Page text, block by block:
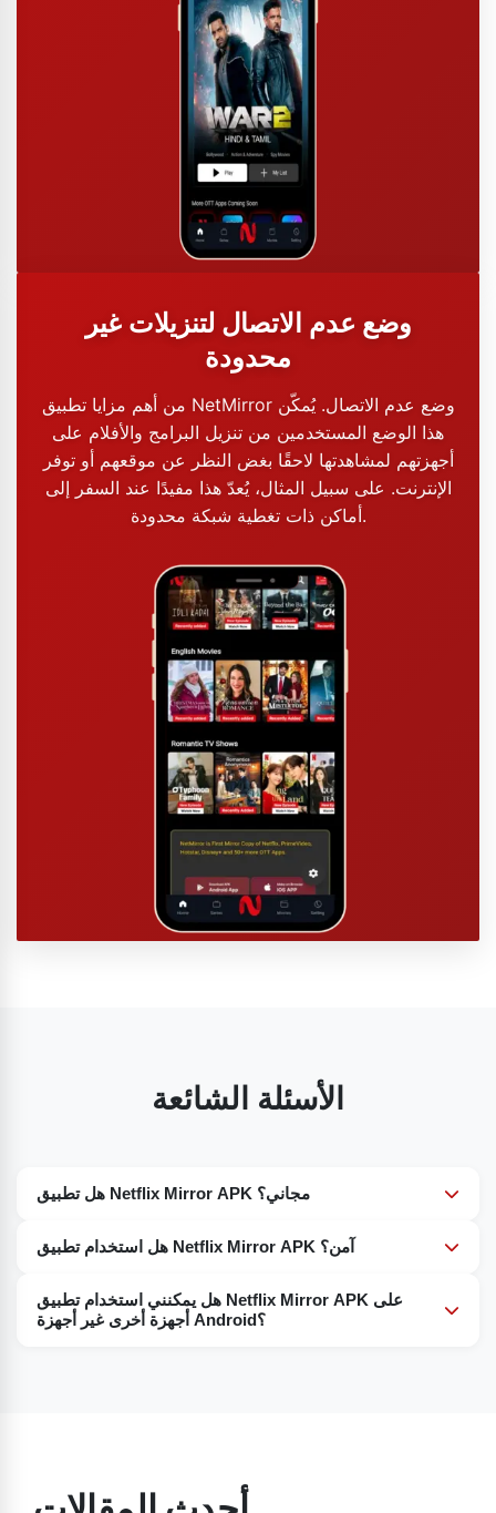
وضع عدم الاتصال لتنزيلات غير
محدودة
من أهم مزايا تطبيق NetMirror وضع عدم الاتصال. يُمكّن
هذا الوضع المستخدمين من تنزيل البرامج والأفلام على
أجهزتهم لمشاهدتها لاحقًا بغض النظر عن موقعهم أو توفر
الإنترنت. على سبيل المثال، يُعدّ هذا مفيدًا عند السفر إلى
أماكن ذات تغطية شبكة محدودة.
الأسئلة الشائعة
هل تطبيق Netflix Mirror APK مجاني؟
هل استخدام تطبيق Netflix Mirror APK آمن؟
ببرنامج مكافحة الفيروسات واستخدام VPN كإجراء احترازي
هل يمكنني استخدام تطبيق Netflix Mirror APK على
أجهزة أخرى غير أجهزة Android؟